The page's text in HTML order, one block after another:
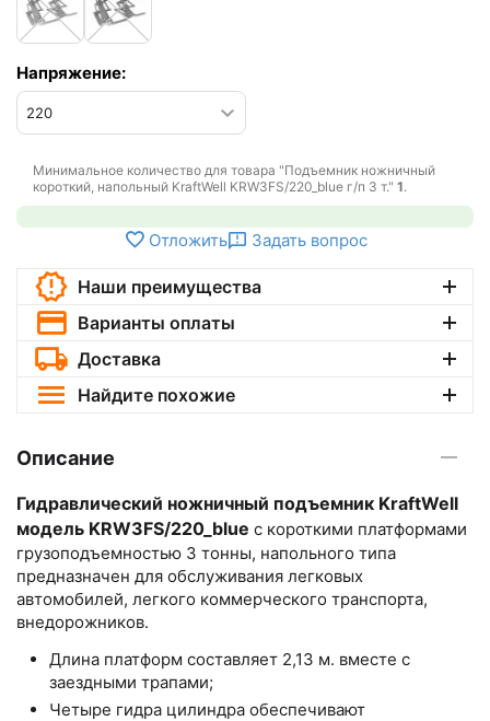
Напряжение:
Минимальное количество для товара "Подъемник ножничный
короткий, напольный KraftWell KRW3FS/220_blue г/п 3 т." 1.
Отложить Задать вопрос
Наши преимущества
Варианты оплаты
Доставка
Найдите похожие
Описание
Гидравлический ножничный подъемник KraftWell
модель KRW3FS/220_blue с короткими платформами
грузоподъемностью 3 тонны, напольного типа
предназначен для обслуживания легковых
автомобилей, легкого коммерческого транспорта,
внедорожников.
Длина платформ составляет 2,13 м. вместе с
заездными трапами;
Четыре гидра цилиндра обеспечивают